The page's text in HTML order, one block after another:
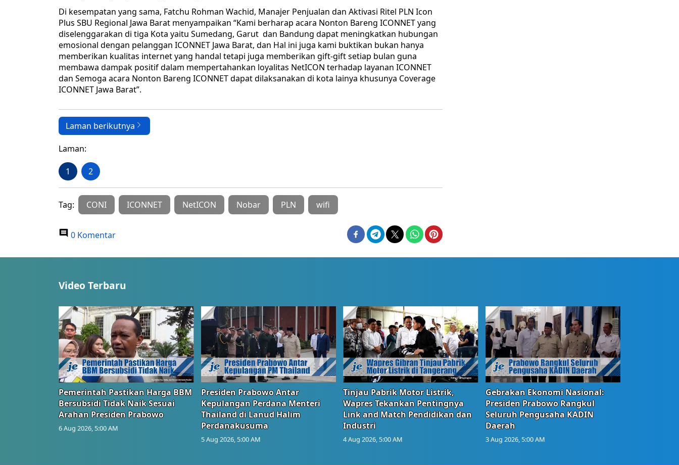
Di kesempatan yang sama, Fatchu Rohman Wachid, Manajer Penjualan dan Aktivasi Ritel PLN Icon
Plus SBU Regional Jawa Barat menyampaikan “Kami berharap acara Nonton Bareng ICONNET yang
diselenggarakan di tiga Kota yaitu Sumedang, Garut dan Bandung dapat meningkatkan hubungan
emosional dengan pelanggan ICONNET Jawa Barat, dan Hal ini juga kami buktikan bukan hanya
memberikan kualitas internet yang handal tetapi juga memberikan gift-gift setiap bulan guna
membawa dampak positif dalam mempertahankan loyalitas NetICON terhadap layanan ICONNET
dan Semoga acara Nonton Bareng ICONNET dapat dilaksanakan di kota lainya khusunya Coverage
ICONNET Jawa Barat”.
Laman berikutnya
Laman:
1 2
Tag: CONI ICONNET NetICON Nobar PLN wifi
0 Komentar
Video Terbaru
Pemerintah Pastikan Harga BBM
Bersubsidi Tidak Naik Sesuai
Arahan Presiden Prabowo
6 Aug 2026, 5:00 AM
Presiden Prabowo Antar
Kepulangan Perdana Menteri
Thailand di Lanud Halim
Perdanakusuma
5 Aug 2026, 5:00 AM
Tinjau Pabrik Motor Listrik,
Wapres Tekankan Pentingnya
Link and Match Pendidikan dan
Industri
4 Aug 2026, 5:00 AM
Gebrakan Ekonomi Nasional:
Presiden Prabowo Rangkul
Seluruh Pengusaha KADIN
Daerah
3 Aug 2026, 5:00 AM